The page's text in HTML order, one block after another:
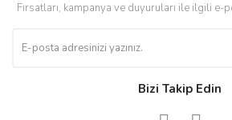
Fırsatları, kampanya ve duyuruları ile ilgili e-
Bizi Takip Edin